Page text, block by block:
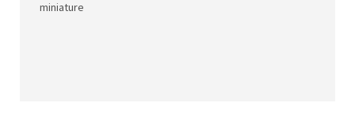
miniature